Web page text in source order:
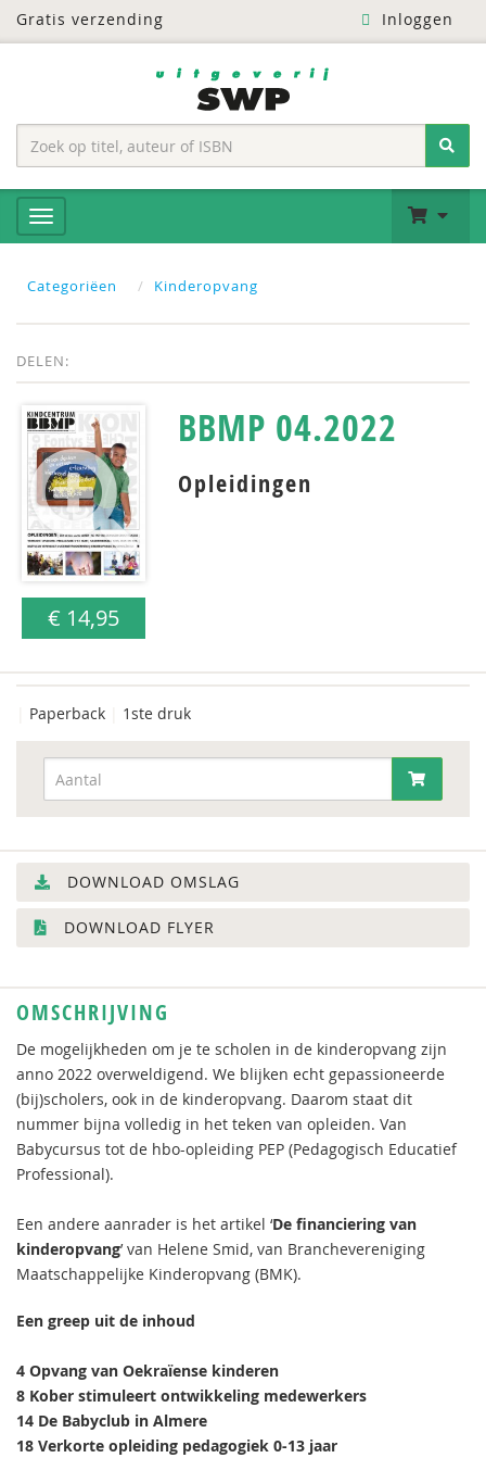
Gratis verzending Inloggen
Categoriëen Kinderopvang
DELEN:
€ 14,95
BBMP 04.2022
Opleidingen
Paperback 1ste druk
DOWNLOAD OMSLAG
DOWNLOAD FLYER
OMSCHRIJVING
De mogelijkheden om je te scholen in de kinderopvang zijn
anno 2022 overweldigend. We blijken echt gepassioneerde
(bij)scholers, ook in de kinderopvang. Daarom staat dit
nummer bijna volledig in het teken van opleiden. Van
Babycursus tot de hbo-opleiding PEP (Pedagogisch Educatief
Professional).
Een andere aanrader is het artikel ‘De financiering van
kinderopvang’ van Helene Smid, van Branchevereniging
Maatschappelijke Kinderopvang (BMK).
Een greep uit de inhoud
4 Opvang van Oekraïense kinderen
8 Kober stimuleert ontwikkeling medewerkers
14 De Babyclub in Almere
18 Verkorte opleiding pedagogiek 0-13 jaar